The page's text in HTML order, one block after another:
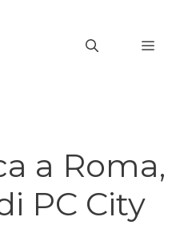
a Roma,
PC City